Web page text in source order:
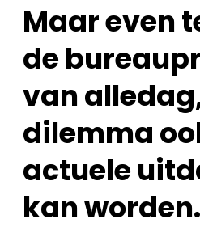
Maar even
de
van
dilemma
actuele
kan worden.